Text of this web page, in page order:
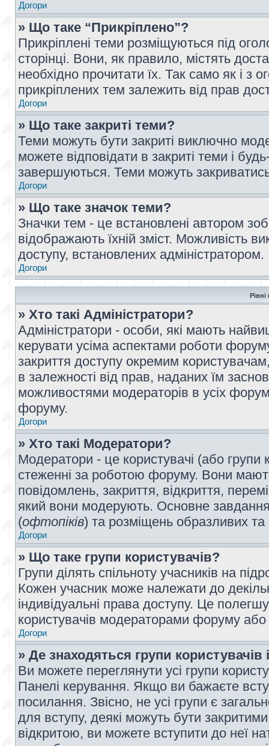
Догори
» Що таке “Прикріплено”?
Прикріплені теми розміщуються під
сторінці. Вони, як правило, містять
необхідно прочитати їх. Так само як і
прикріплених тем залежить від прав
Догори
» Що таке закриті теми?
Теми можуть бути закриті виключно
можете відповідати в закриті теми і
завершуються. Теми можуть
Догори
» Що таке значок теми?
Значки тем - це встановлені автором
відображають їхній зміст. Можливість
доступу, встановлених адміністратором.
Догори
Рівні
» Хто такі Адміністратори?
Адміністратори - особи, які мають
керувати усіма аспектами роботи
закриття доступу окремим
в залежності від прав, наданих їм
можливостями модераторів в усіх
форуму.
Догори
» Хто такі Модератори?
Модератори - це користувачі (або
стеженні за роботою форуму. Вони
повідомлень, закриття, відкриття,
який вони модерують. Основне
(офтопіків) та розміщень образливих
Догори
» Що таке групи користувачів?
Групи ділять спільноту учасників на
Кожен учасник може належати до
індивідуальні права доступу. Це
користувачів модераторами форуму
Догори
» Де знаходяться групи користувачів
Ви можете переглянути усі групи
Панелі керування. Якщо ви бажаєте
посилання. Звісно, не усі групи є
для вступу, деякі можуть бути
відкритою, ви можете вступити до неї